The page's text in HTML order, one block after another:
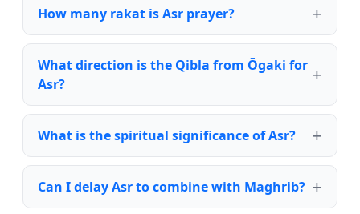
How many rakat is Asr prayer?
What direction is the Qibla from Ōgaki for
Asr?
What is the spiritual significance of Asr?
Can I delay Asr to combine with Maghrib?